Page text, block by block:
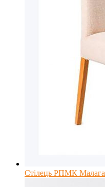
Стілець РПМК Малага